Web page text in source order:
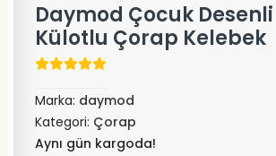
Daymod Çocuk
Külotlu Çorap Kelebek
Marka: daymod
Kategori: Çorap
Aynı gün kargoda!